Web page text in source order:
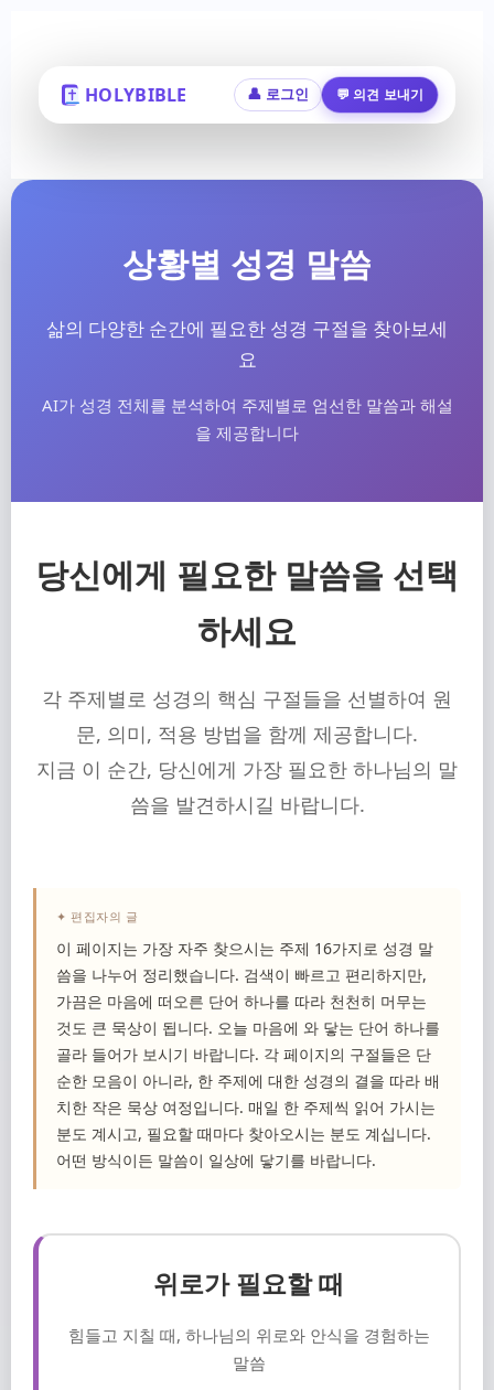
HOLYBIBLE 👤 로그인 💬 의견 보내기
상황별 성경 말씀
삶의 다양한 순간에 필요한 성경 구절을 찾아보세
요
AI가 성경 전체를 분석하여 주제별로 엄선한 말씀과 해설
을 제공합니다
당신에게 필요한 말씀을 선택
하세요
각 주제별로 성경의 핵심 구절들을 선별하여 원
문, 의미, 적용 방법을 함께 제공합니다.
지금 이 순간, 당신에게 가장 필요한 하나님의 말
씀을 발견하시길 바랍니다.
✦ 편집자의 글
이 페이지는 가장 자주 찾으시는 주제 16가지로 성경 말
씀을 나누어 정리했습니다. 검색이 빠르고 편리하지만,
가끔은 마음에 떠오른 단어 하나를 따라 천천히 머무는
것도 큰 묵상이 됩니다. 오늘 마음에 와 닿는 단어 하나를
골라 들어가 보시기 바랍니다. 각 페이지의 구절들은 단
순한 모음이 아니라, 한 주제에 대한 성경의 결을 따라 배
치한 작은 묵상 여정입니다. 매일 한 주제씩 읽어 가시는
분도 계시고, 필요할 때마다 찾아오시는 분도 계십니다.
어떤 방식이든 말씀이 일상에 닿기를 바랍니다.
위로가 필요할 때
힘들고 지칠 때, 하나님의 위로와 안식을 경험하는
말씀